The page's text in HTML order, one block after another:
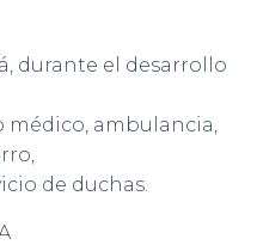
durante el desarrollo
médico, ambulancia,
de duchas.